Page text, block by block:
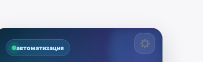
автоматизация